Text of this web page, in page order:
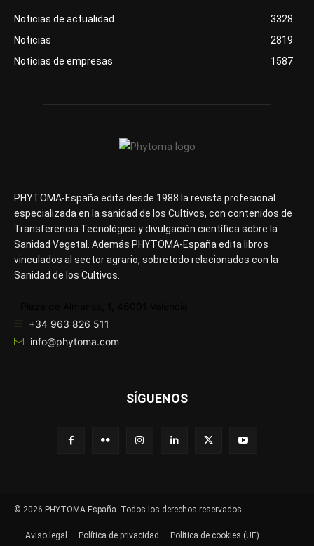
Noticias de actualidad
3328
Noticias
2819
Noticias de empresas
1587
PHYTOMA-España edita desde 1988 la revista profesional
especializada en la sanidad de los Cultivos, con contenidos de
Transferencia Tecnológica y divulgación científica sobre la
Sanidad Vegetal. Además PHYTOMA-España edita libros
vinculados al sector agrario, sobretodo relacionados con la
Sanidad de los Cultivos.
+34 963 826 511
info@phytoma.com
SÍGUENOS
© 2026 PHYTOMA-España. Todos los derechos reservados.
Aviso legal Política de privacidad
Política de cookies (UE)